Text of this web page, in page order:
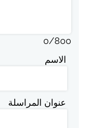
0/800
الاسم
عنوان المراسلة